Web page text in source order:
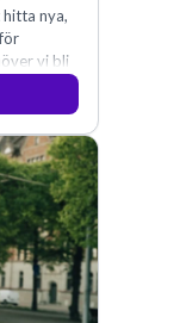
nya,
vi bli